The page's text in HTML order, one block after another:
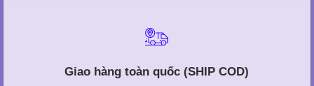
Giao hàng toàn quốc (SHIP COD)